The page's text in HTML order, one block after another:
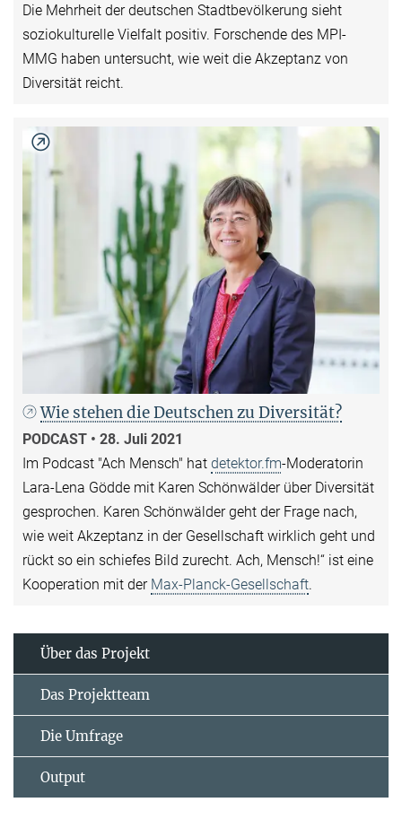
Die Mehrheit der deutschen Stadtbevölkerung sieht
soziokulturelle Vielfalt positiv. Forschende des MPI-
MMG haben untersucht, wie weit die Akzeptanz von
Diversität reicht.
Wie stehen die Deutschen zu Diversität?
PODCAST • 28. Juli 2021
Im Podcast "Ach Mensch" hat detektor.fm-Moderatorin
Lara-Lena Gödde mit Karen Schönwälder über Diversität
gesprochen. Karen Schönwälder geht der Frage nach,
wie weit Akzeptanz in der Gesellschaft wirklich geht und
rückt so ein schiefes Bild zurecht. Ach, Mensch!“ ist eine
Kooperation mit der Max-Planck-Gesellschaft.
Über das Projekt
Das Projektteam
Die Umfrage
Output